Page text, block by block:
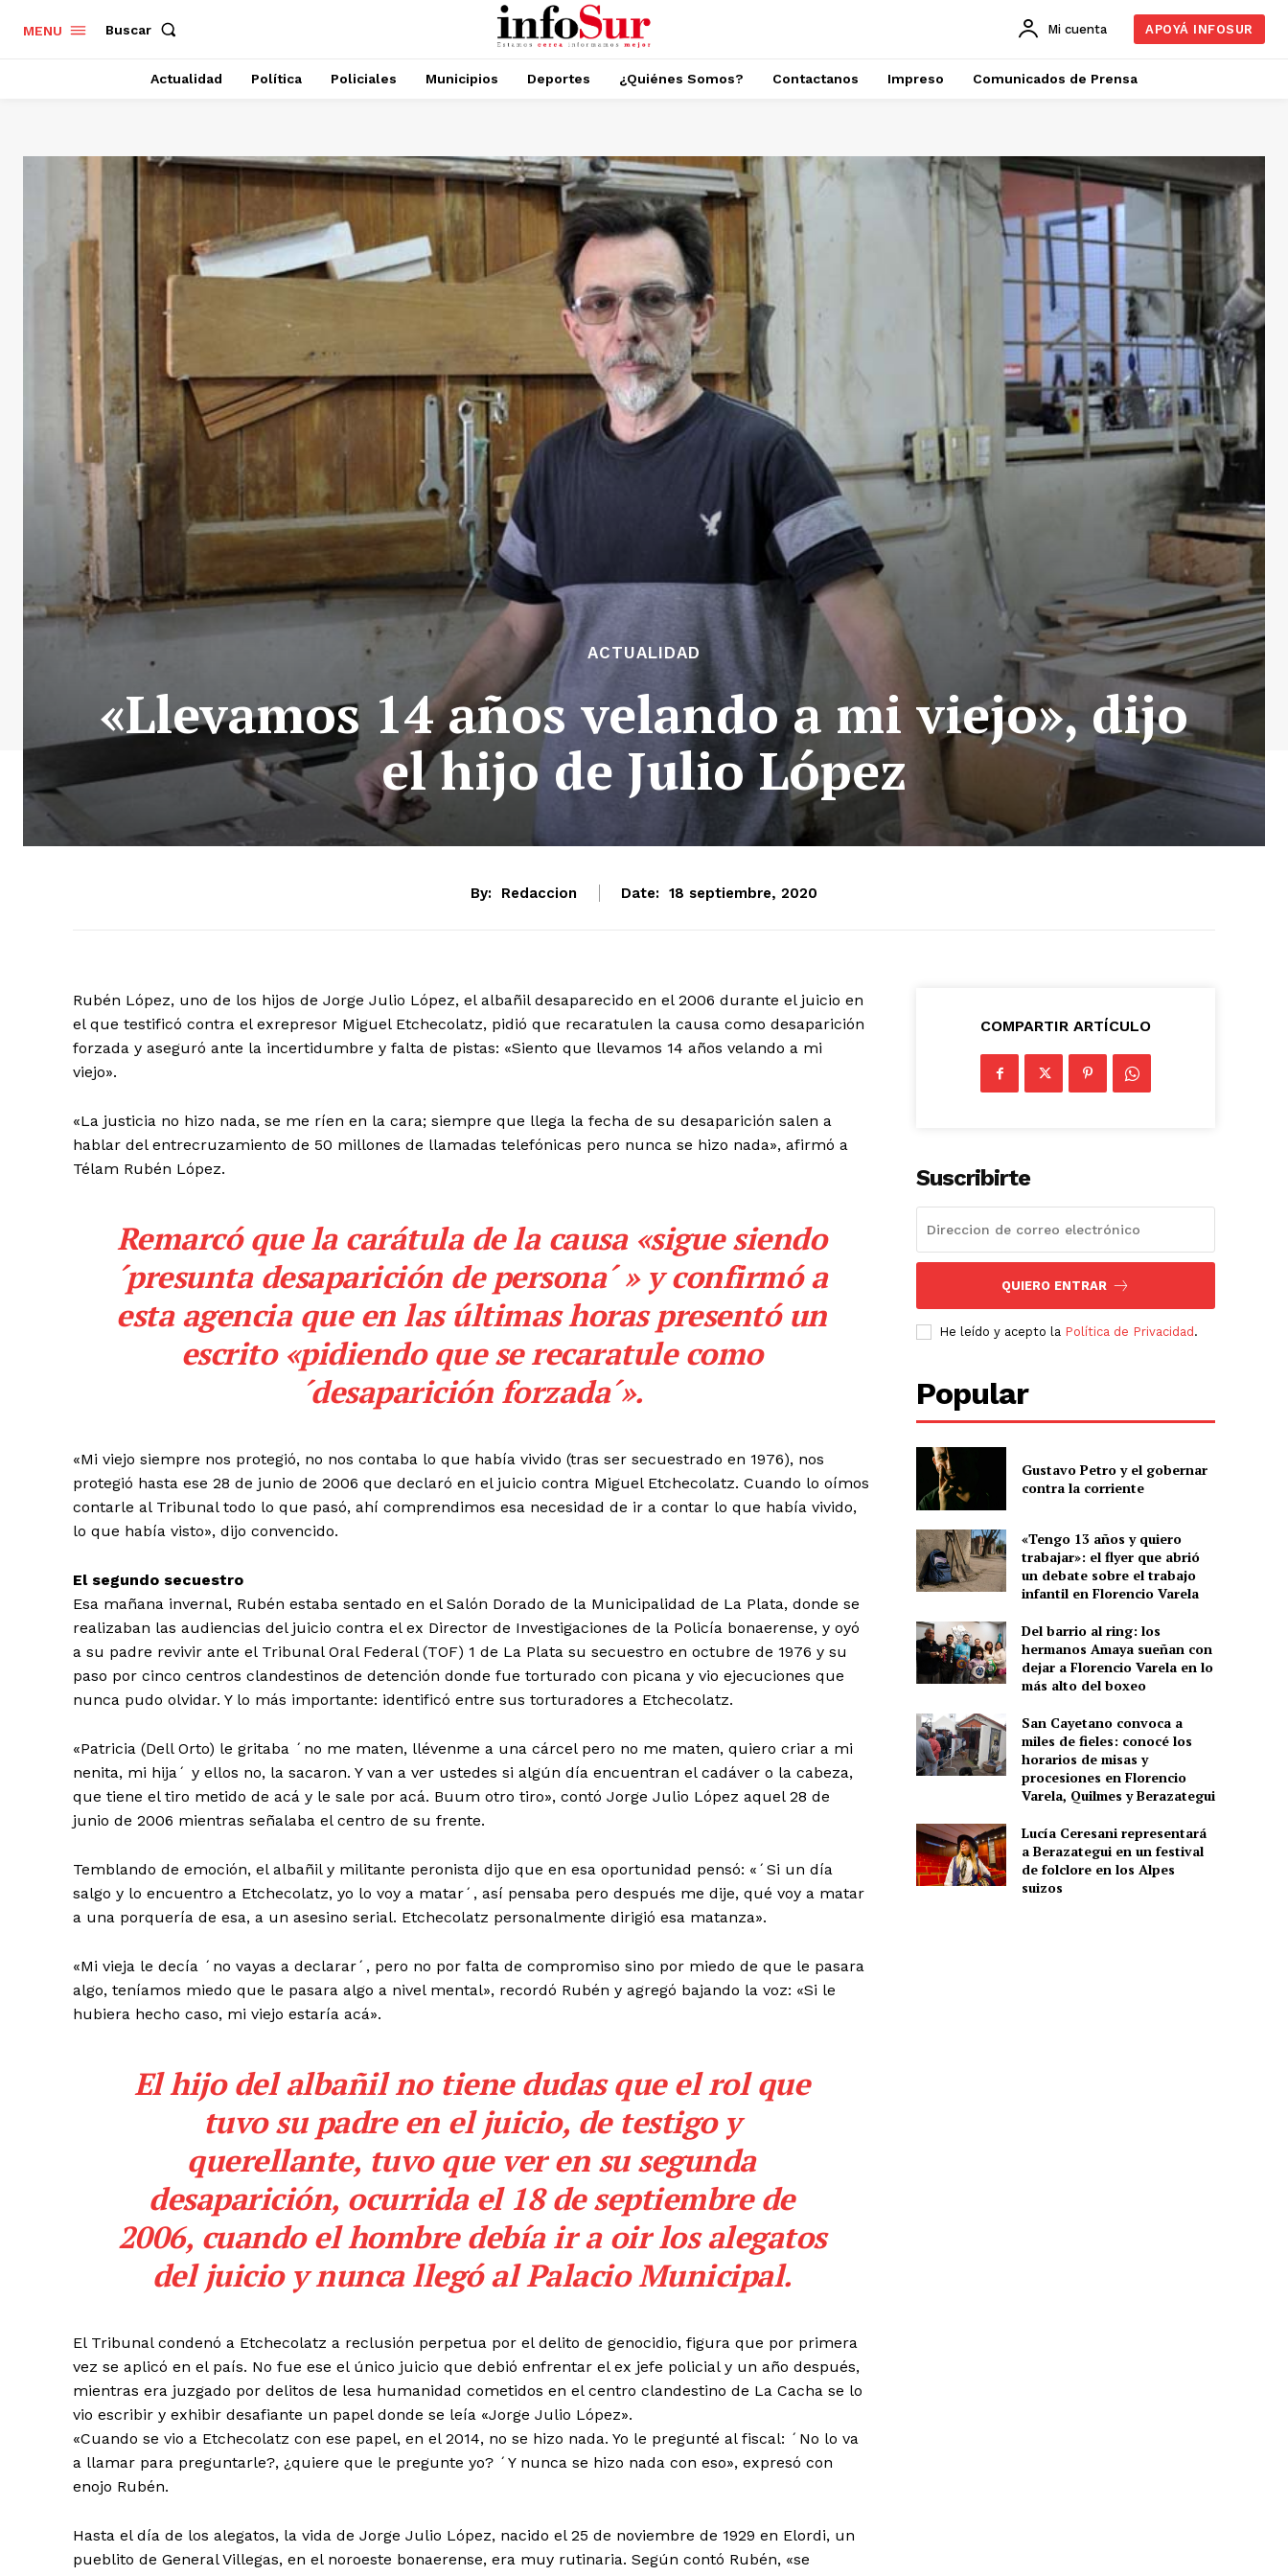
MENU Buscar Mi cuenta APOYÁ INFOSUR
Actualidad Política Policiales Municipios Deportes ¿Quiénes Somos? Contactanos Impreso Comunicados de Prensa
ACTUALIDAD
«Llevamos 14 años velando a mi viejo», dijo
el hijo de Julio López
By: Redaccion Date: 18 septiembre, 2020
Rubén López, uno de los hijos de Jorge Julio López, el albañil desaparecido en el 2006 durante el juicio en
el que testificó contra el exrepresor Miguel Etchecolatz, pidió que recaratulen la causa como desaparición
forzada y aseguró ante la incertidumbre y falta de pistas: «Siento que llevamos 14 años velando a mi
viejo».
«La justicia no hizo nada, se me ríen en la cara; siempre que llega la fecha de su desaparición salen a
hablar del entrecruzamiento de 50 millones de llamadas telefónicas pero nunca se hizo nada», afirmó a
Télam Rubén López.
Remarcó que la carátula de la causa «sigue siendo
´presunta desaparición de persona´ » y confirmó a
esta agencia que en las últimas horas presentó un
escrito «pidiendo que se recaratule como
´desaparición forzada´».
«Mi viejo siempre nos protegió, no nos contaba lo que había vivido (tras ser secuestrado en 1976), nos
protegió hasta ese 28 de junio de 2006 que declaró en el juicio contra Miguel Etchecolatz. Cuando lo oímos
contarle al Tribunal todo lo que pasó, ahí comprendimos esa necesidad de ir a contar lo que había vivido,
lo que había visto», dijo convencido.
El segundo secuestro
Esa mañana invernal, Rubén estaba sentado en el Salón Dorado de la Municipalidad de La Plata, donde se
realizaban las audiencias del juicio contra el ex Director de Investigaciones de la Policía bonaerense, y oyó
a su padre revivir ante el Tribunal Oral Federal (TOF) 1 de La Plata su secuestro en octubre de 1976 y su
paso por cinco centros clandestinos de detención donde fue torturado con picana y vio ejecuciones que
nunca pudo olvidar. Y lo más importante: identificó entre sus torturadores a Etchecolatz.
«Patricia (Dell Orto) le gritaba ´no me maten, llévenme a una cárcel pero no me maten, quiero criar a mi
nenita, mi hija´ y ellos no, la sacaron. Y van a ver ustedes si algún día encuentran el cadáver o la cabeza,
que tiene el tiro metido de acá y le sale por acá. Buum otro tiro», contó Jorge Julio López aquel 28 de
junio de 2006 mientras señalaba el centro de su frente.
Temblando de emoción, el albañil y militante peronista dijo que en esa oportunidad pensó: «´Si un día
salgo y lo encuentro a Etchecolatz, yo lo voy a matar´, así pensaba pero después me dije, qué voy a matar
a una porquería de esa, a un asesino serial. Etchecolatz personalmente dirigió esa matanza».
«Mi vieja le decía ´no vayas a declarar´, pero no por falta de compromiso sino por miedo de que le pasara
algo, teníamos miedo que le pasara algo a nivel mental», recordó Rubén y agregó bajando la voz: «Si le
hubiera hecho caso, mi viejo estaría acá».
El hijo del albañil no tiene dudas que el rol que
tuvo su padre en el juicio, de testigo y
querellante, tuvo que ver en su segunda
desaparición, ocurrida el 18 de septiembre de
2006, cuando el hombre debía ir a oir los alegatos
del juicio y nunca llegó al Palacio Municipal.
El Tribunal condenó a Etchecolatz a reclusión perpetua por el delito de genocidio, figura que por primera
vez se aplicó en el país. No fue ese el único juicio que debió enfrentar el ex jefe policial y un año después,
mientras era juzgado por delitos de lesa humanidad cometidos en el centro clandestino de La Cacha se lo
vio escribir y exhibir desafiante un papel donde se leía «Jorge Julio López».
«Cuando se vio a Etchecolatz con ese papel, en el 2014, no se hizo nada. Yo le pregunté al fiscal: ´No lo va
a llamar para preguntarle?, ¿quiere que le pregunte yo? ´Y nunca se hizo nada con eso», expresó con
enojo Rubén.
Hasta el día de los alegatos, la vida de Jorge Julio López, nacido el 25 de noviembre de 1929 en Elordi, un
pueblito de General Villegas, en el noroeste bonaerense, era muy rutinaria. Según contó Rubén, «se
COMPARTIR ARTÍCULO
Suscribirte
QUIERO ENTRAR
He leído y acepto la Política de Privacidad .
Popular
Gustavo Petro y el gobernar
contra la corriente
«Tengo 13 años y quiero
trabajar»: el flyer que abrió
un debate sobre el trabajo
infantil en Florencio Varela
Del barrio al ring: los
hermanos Amaya sueñan con
dejar a Florencio Varela en lo
más alto del boxeo
San Cayetano convoca a
miles de fieles: conocé los
horarios de misas y
procesiones en Florencio
Varela, Quilmes y Berazategui
Lucía Ceresani representará
a Berazategui en un festival
de folclore en los Alpes
suizos